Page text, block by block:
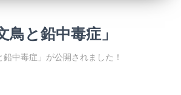
鳥と鉛中毒症」
中毒症」が公開されました！